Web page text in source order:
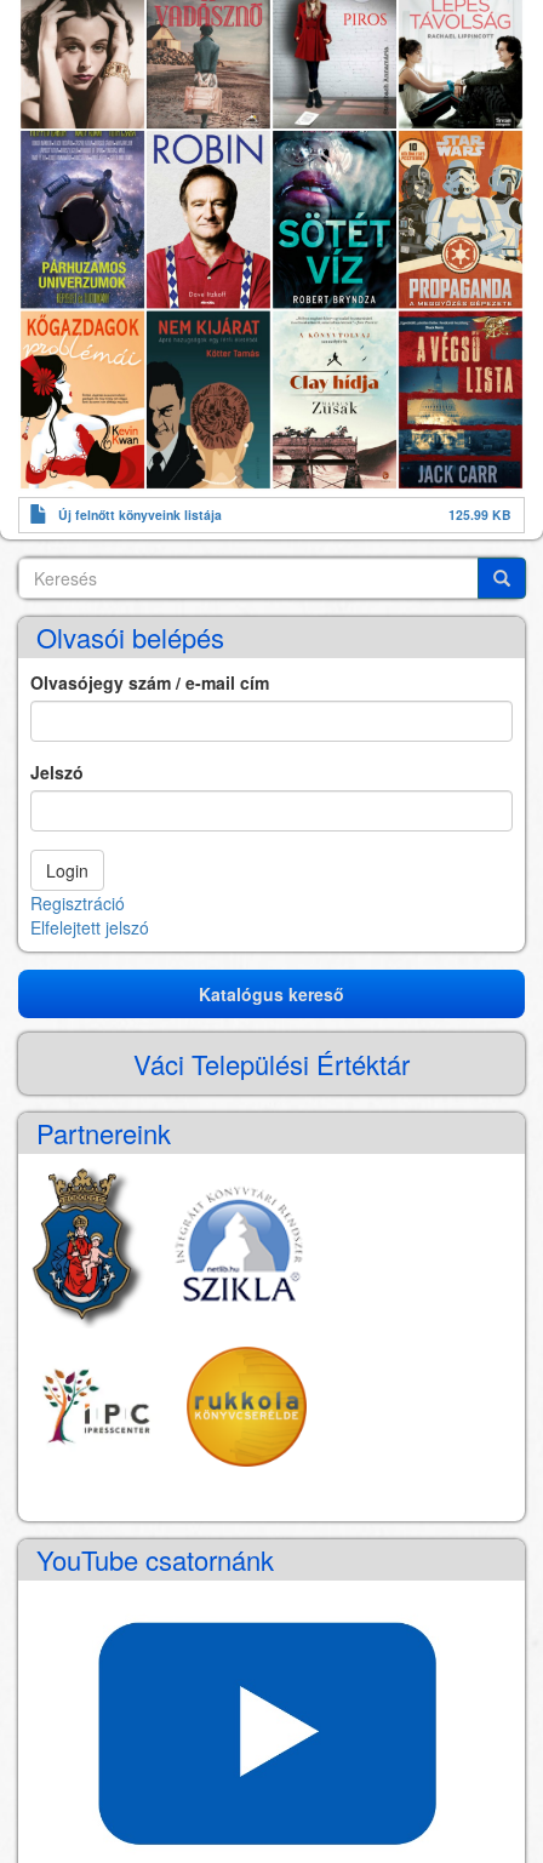
Új felnőtt könyveink listája 125.99 KB
Search
Keresés
Olvasói belépés
Olvasójegy szám / e-mail cím
Jelszó
Regisztráció
Elfelejtett jelszó
Katalógus
kereső
Katalógus kereső
Váci Települési Értéktár
Partnereink
YouTube csatornánk